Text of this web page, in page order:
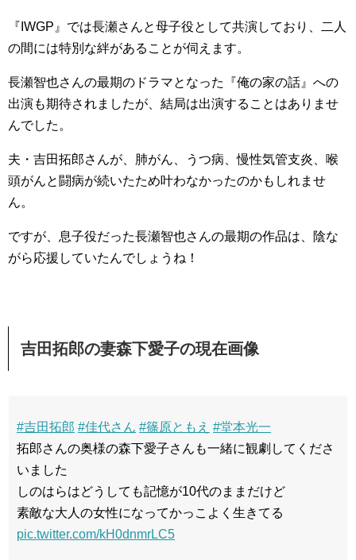
『IWGP』では長瀬さんと母子役として共演しており、二人
の間には特別な絆があることが伺えます。
長瀬智也さんの最期のドラマとなった『俺の家の話』への
出演も期待されましたが、結局は出演することはありませ
んでした。
夫・吉田拓郎さんが、肺がん、うつ病、慢性気管支炎、喉
頭がんと闘病が続いたため叶わなかったのかもしれませ
ん。
ですが、息子役だった長瀬智也さんの最期の作品は、陰な
がら応援していたんでしょうね！
吉田拓郎の妻森下愛子の現在画像
#吉田拓郎 #佳代さん #篠原ともえ #堂本光一
拓郎さんの奥様の森下愛子さんも一緒に観劇してくださ
いました
しのはらはどうしても記憶が10代のままだけど
素敵な大人の女性になってかっこよく生きてる
pic.twitter.com/kH0dnmrLC5